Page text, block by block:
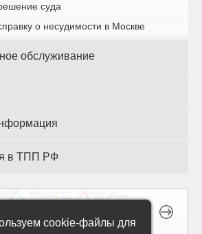
суда
о несудимости в Москве
обслуживание
в ТПП РФ
cookie-файлы для